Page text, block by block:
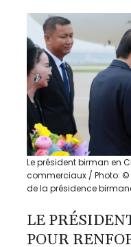
Le président birman en
commerciaux / Photo:
de la présidence
LE
POUR